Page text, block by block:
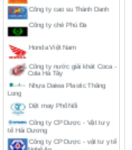
Công ty chè Phú Đa
Công ty nước giải khát Coca -
Nhựa Daiwa Plastic Thăng
Long
Dệt may Phố Nối
Công ty CP Dược - Vật tư y
tế Hải Dương
Công ty CP Dược - vật tư y tế
Nghệ An
Công ty cao su Đồng Nai